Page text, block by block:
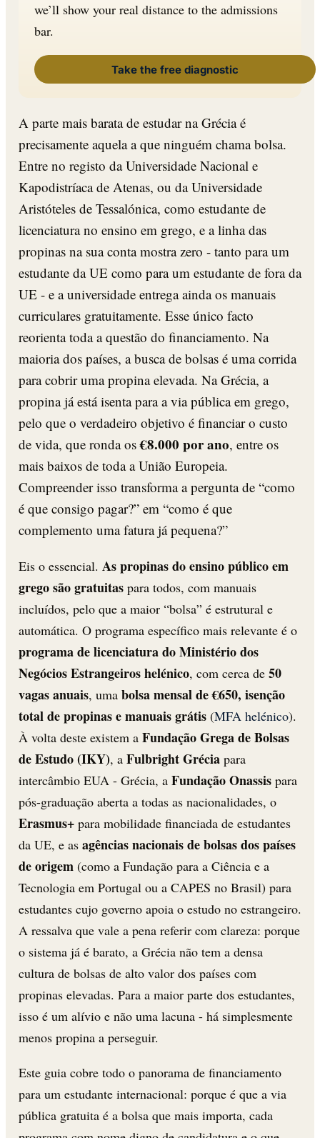
we’ll show your real distance to the admissions
bar.
Take the free diagnostic
A parte mais barata de estudar na Grécia é
precisamente aquela a que ninguém chama bolsa.
Entre no registo da Universidade Nacional e
Kapodistríaca de Atenas, ou da Universidade
Aristóteles de Tessalónica, como estudante de
licenciatura no ensino em grego, e a linha das
propinas na sua conta mostra zero - tanto para um
estudante da UE como para um estudante de fora da
UE - e a universidade entrega ainda os manuais
curriculares gratuitamente. Esse único facto
reorienta toda a questão do financiamento. Na
maioria dos países, a busca de bolsas é uma corrida
para cobrir uma propina elevada. Na Grécia, a
propina já está isenta para a via pública em grego,
pelo que o verdadeiro objetivo é financiar o custo
de vida, que ronda os€8.000 por ano, entre os
mais baixos de toda a União Europeia.
Compreender isso transforma a pergunta de “como
é que consigo pagar?” em “como é que
complemento uma fatura já pequena?”
Eis o essencial. As propinas do ensino público em
grego são gratuitas para todos, com manuais
incluídos, pelo que a maior “bolsa” é estrutural e
automática. O programa específico mais relevante é o
programa de licenciatura do Ministério dos
Negócios Estrangeiros helénico, com cerca de 50
vagas anuais, uma bolsa mensal de €650, isenção
total de propinas e manuais grátis (MFA helénico).
À volta deste existem a Fundação Grega de Bolsas
de Estudo (IKY), a Fulbright Grécia para
intercâmbio EUA - Grécia, a Fundação Onassis para
pós-graduação aberta a todas as nacionalidades, o
Erasmus+ para mobilidade financiada de estudantes
da UE, e as agências nacionais de bolsas dos países
de origem (como a Fundação para a Ciência e a
Tecnologia em Portugal ou a CAPES no Brasil) para
estudantes cujo governo apoia o estudo no estrangeiro.
A ressalva que vale a pena referir com clareza: porque
o sistema já é barato, a Grécia não tem a densa
cultura de bolsas de alto valor dos países com
propinas elevadas. Para a maior parte dos estudantes,
isso é um alívio e não uma lacuna - há simplesmente
menos propina a perseguir.
Este guia cobre todo o panorama de financiamento
para um estudante internacional: porque é que a via
pública gratuita é a bolsa que mais importa, cada